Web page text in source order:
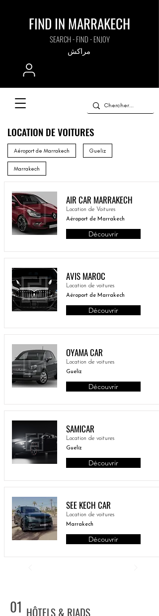
FIND IN MARRAKECH
SEARCH - FIND - ENJOY
مراكش
LOCATION DE VOITURES
Aéroport de Marrakech Gueliz
Marrakech
AIR CAR MARRAKECH
Location de Voitures
Aéroport de Marrakech
Découvrir
AVIS MAROC
Location de voitures
Aéroport de Marrakech
Découvrir
OYAMA CAR
Location de voitures
Gueliz
Découvrir
SAMICAR
Location de voitures
Gueliz
Découvrir
SEE KECH CAR
Location de voitures
Marrakech
Découvrir
01 HÔTELS & RIADS